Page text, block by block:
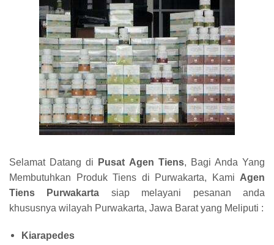
Selamat Datang di Pusat Agen Tiens, Bagi Anda Yang
Membutuhkan Produk Tiens di Purwakarta, Kami Agen
Tiens Purwakarta siap melayani pesanan anda
khususnya wilayah Purwakarta, Jawa Barat yang Meliputi :
Kiarapedes